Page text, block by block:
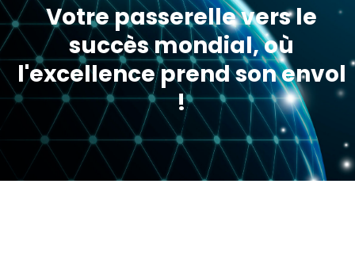
Votre passerelle vers le
succès mondial, où
l'excellence prend son envol
!